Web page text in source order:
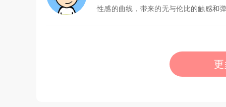
性感的曲线，带来的无与伦比的触感和弹